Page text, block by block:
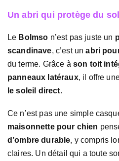
Un abri qui protège du
Le Bolmso n’est pas juste un
scandinave, c’est unabri
du terme. Grâce à son toit
panneaux latéraux, il offre
le soleil direct.
Ce n’est pas une simple
maisonnette pour chien
d’ombre durable, y compris
claires. Un détail qui a toute